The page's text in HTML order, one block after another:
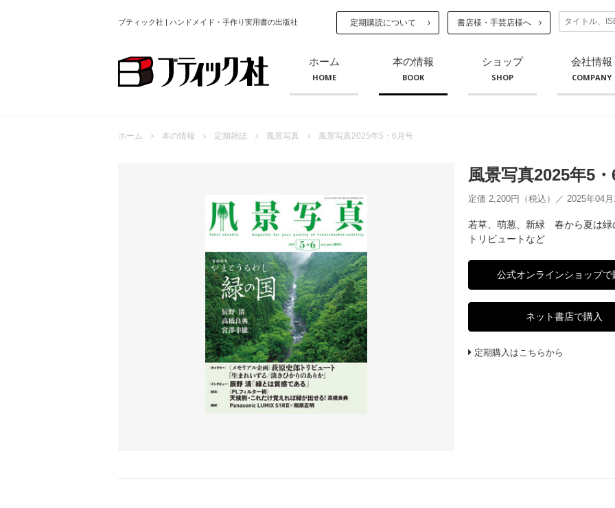
ブティック社 | ハンドメイド・手作り実用書の出版社 定期購読について 書店様・手芸店様へ
ホーム
HOME
本の情報
BOOK
ショップ
SHOP
会社情報
COMPANY
ホーム 本の情報 定期雑誌 風景写真 風景写真2025年5・6月号
風景写真2025年5
定価 2,200円（税込）／ 2025年04
若草、萌葱、新緑 春から夏は緑
トリビュートなど
公式オンラインショップで
ネット書店で購入
定期購入はこちらから